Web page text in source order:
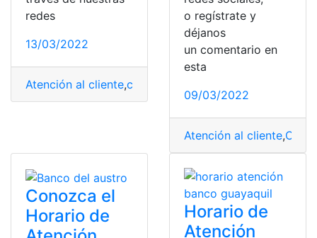
redes
13/03/2022
Atención al cliente,clientes
o regístrate y
déjanos
un comentario en
esta
09/03/2022
Atención al cliente,
Conozca el
Horario de
Horario de
Atención